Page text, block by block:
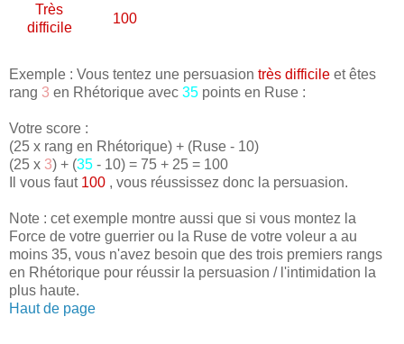
Très
difficile
100
Exemple : Vous tentez une persuasion très difficile et êtes
rang 3 en Rhétorique avec 35 points en Ruse :
Votre score :
(25 x rang en Rhétorique) + (Ruse - 10)
(25 x 3) + (35 - 10) = 75 + 25 = 100
Il vous faut 100 , vous réussissez donc la persuasion.
Note : cet exemple montre aussi que si vous montez la
Force de votre guerrier ou la Ruse de votre voleur a au
moins 35, vous n'avez besoin que des trois premiers rangs
en Rhétorique pour réussir la persuasion / l'intimidation la
plus haute.
Haut de page